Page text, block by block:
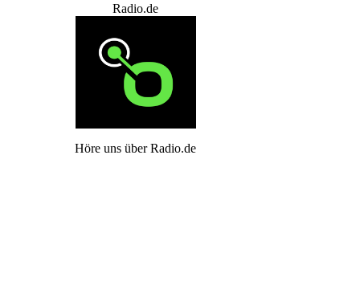
Radio.de
Höre uns über Radio.de